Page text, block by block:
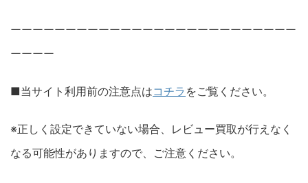
ーーーーーーーーーーーーーーーーーーーーーーーーーー
ーーーー
■当サイト利用前の注意点はコチラ をご覧ください。
※正しく設定できていない場合、レビュー買取が行えなく
なる可能性がありますので、ご注意ください。